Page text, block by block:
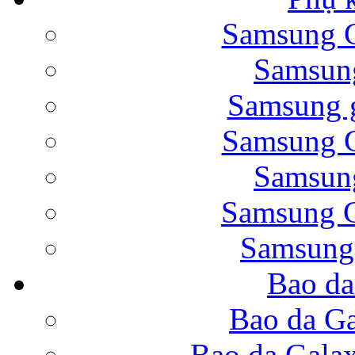
Bao da Samsung
Bao da Galaxy
Nắp lưng Samsung
Samsung
Samsung
Samsung
Bao
Bao da